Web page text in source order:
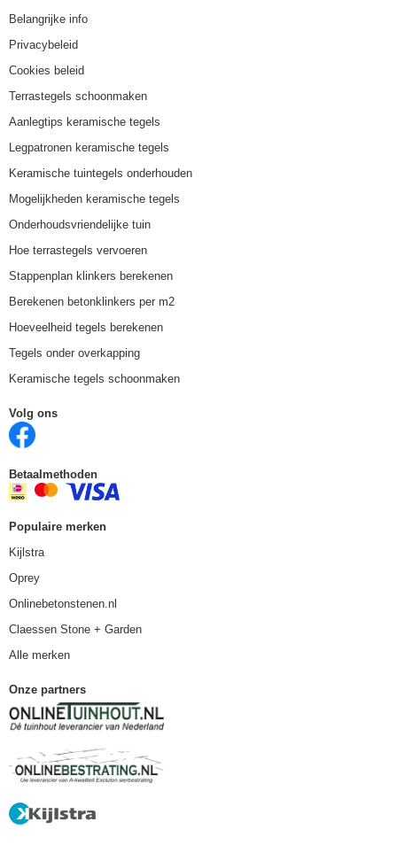
Belangrijke info
Privacybeleid
Cookies beleid
Terrastegels schoonmaken
Aanlegtips keramische tegels
Legpatronen keramische tegels
Keramische tuintegels onderhouden
Mogelijkheden keramische tegels
Onderhoudsvriendelijke tuin
Hoe terrastegels vervoeren
Stappenplan klinkers berekenen
Berekenen betonklinkers per m2
Hoeveelheid tegels berekenen
Tegels onder overkapping
Keramische tegels schoonmaken
Volg ons
Betaalmethoden
Populaire merken
Kijlstra
Oprey
Onlinebetonstenen.nl
Claessen Stone + Garden
Alle merken
Onze partners